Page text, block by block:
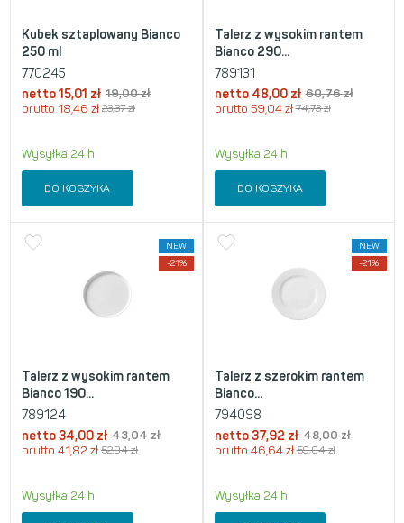
Kubek sztaplowany Bianco
250 ml
770245
netto15,01 zł 19,00zł
brutto 18,46 zł 23,37zł
Wysyłka 24 h
DO KOSZYKA
Talerz z wysokim rantem
Bianco 290...
789131
netto 48,00 zł 60,76zł
brutto 59,04 zł 74,73zł
Wysyłka 24 h
DO KOSZYKA
NEW
-21%
Talerz z wysokim rantem
Bianco 190...
789124
netto34,00 zł 43,04zł
brutto 41,82 zł 52,94zł
Wysyłka 24 h
NEW
-21%
Talerz z szerokim rantem
Bianco...
794098
netto 37,92 zł 48,00zł
brutto 46,64 zł 59,04zł
Wysyłka 24 h